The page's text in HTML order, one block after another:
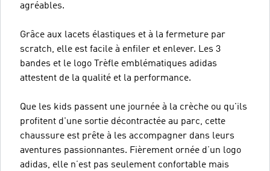
agréables.
Grâce aux lacets élastiques et à la fermeture par
scratch, elle est facile à enfiler et enlever. Les 3
bandes et le logo Trèfle emblématiques adidas
attestent de la qualité et la performance.
Que les kids passent une journée à la crèche ou qu'ils
profitent d'une sortie décontractée au parc, cette
chaussure est prête à les accompagner dans leurs
aventures passionnantes. Fièrement ornée d’un logo
adidas, elle n’est pas seulement confortable mais